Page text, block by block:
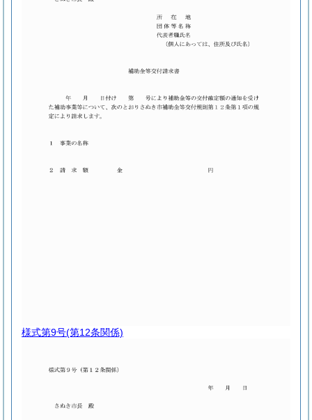
様式第9号(第12条関係)